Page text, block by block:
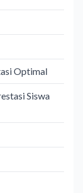
Optimal
Siswa